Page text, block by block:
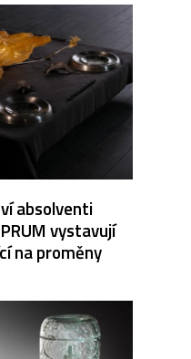
absolventi
vystavují
na proměny